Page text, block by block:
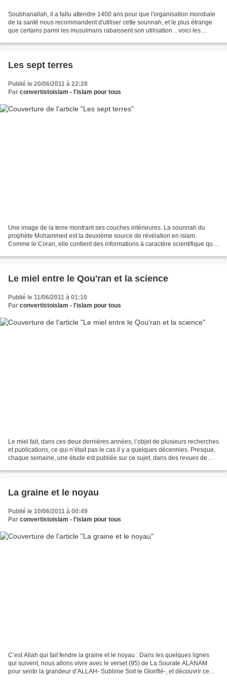
Soubhanallah, il a fallu attendre 1400 ans pour que l'organisation mondiale
de la santé nous recommandent d'utiliser cette sounnah, et le plus étrange
que certains parmi les musulmans rabaissent son utilisation .. voici les
Les sept terres
Publié le 20/06/2011 à 22:28
Par convertistoislam - l'islam pour tous
Une image de la terre montrant ses couches intérieures. La sounnah du
prophète Mohammed est la deuxième source de révélation en islam.
Comme le Coran, elle contient des informations à caractère scientifique qui
Le miel entre le Qou'ran et la science
Publié le 11/06/2011 à 01:10
Par convertistoislam - l'islam pour tous
Le miel fait, dans ces deux dernières années, l’objet de plusieurs recherches
et publications, ce qui n’était pas le cas il y a quelques décennies. Presque,
chaque semaine, une étude est publiée sur ce sujet, dans des revues de
La graine et le noyau
Publié le 10/06/2011 à 00:49
Par convertistoislam - l'islam pour tous
C’est Allah qui fait fendre la graine et le noyau : Dans les quelques lignes
qui suivent, nous allons vivre avec le verset (95) de La Sourate ALANAM
pour sentir la grandeur d’ALLAH- Sublime Soit le Glorifié-, et découvrir ce